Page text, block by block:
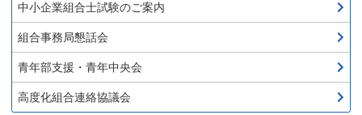
中小企業組合士試験のご案内
組合事務局懇話会
青年部支援・青年中央会
高度化組合連絡協議会